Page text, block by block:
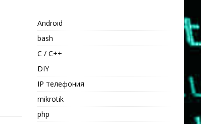
Android
bash
C / C++
DIY
IP телефония
mikrotik
php